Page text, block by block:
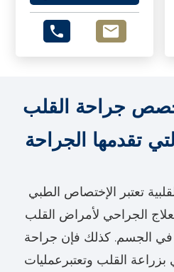
جراحة القلب
تقدمها الجراحة
تعتبر الإختصاص الطبي
الجراحي لأمراض القلب
في الجسم. كذلك فإن جراحة
القلب وتعتبرعمليات